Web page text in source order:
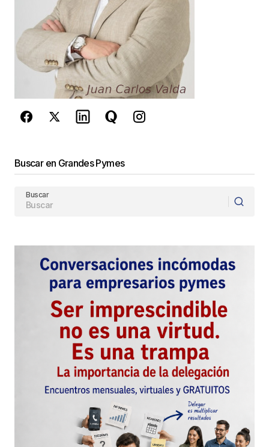
Este sitio esta protegido por
reCAPTCHA y la
Política de
privacidady losTérminos del servicio
de Googlese aplican.
Enviar Comentario
Buscar en Grandes Pymes
Buscar